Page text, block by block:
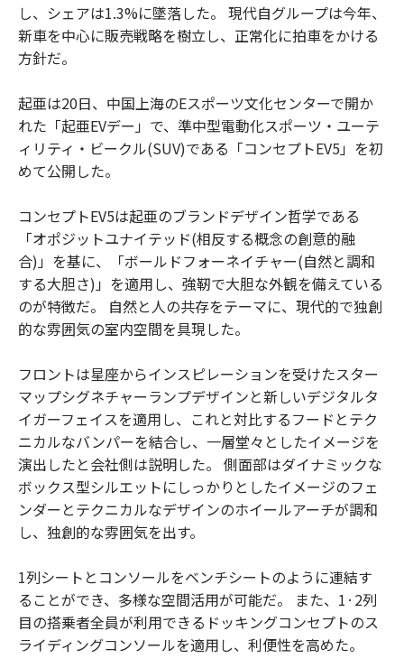
し、シェアは1.3%に墜落した。 現代自グループは今年、
新車を中心に販売戦略を樹立し、正常化に拍車をかける
方針だ。
起亜は20日、中国上海のEスポーツ文化センターで開か
れた「起亜EVデー」で、準中型電動化スポーツ・ユーテ
ィリティ・ビークル(SUV)である「コンセプトEV5」を初
めて公開した。
コンセプトEV5は起亜のブランドデザイン哲学である
「オポジットユナイテッド(相反する概念の創意的融
合)」を基に、「ボールドフォーネイチャー(自然と調和
する大胆さ)」を適用し、強靭で大胆な外観を備えている
のが特徴だ。 自然と人の共存をテーマに、現代的で独創
的な雰囲気の室内空間を具現した。
フロントは星座からインスピレーションを受けたスター
マップシグネチャーランプデザインと新しいデジタルタ
イガーフェイスを適用し、これと対比するフードとテク
ニカルなバンパーを結合し、一層堂々としたイメージを
演出したと会社側は説明した。 側面部はダイナミックな
ボックス型シルエットにしっかりとしたイメージのフェ
ンダーとテクニカルなデザインのホイールアーチが調和
し、独創的な雰囲気を出す。
1列シートとコンソールをベンチシートのように連結す
ることができ、多様な空間活用が可能だ。 また、1·2列
目の搭乗者全員が利用できるドッキングコンセプトのス
ライディングコンソールを適用し、利便性を高めた。